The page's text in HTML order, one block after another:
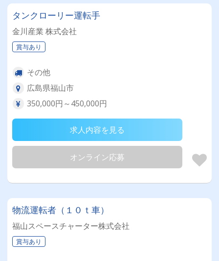
タンクローリー運転手
金川産業 株式会社
賞与あり
その他
広島県福山市
350,000円～450,000円
求人内容を見る
オンライン応募
物流運転者（１０ｔ車）
福山スペースチャーター株式会社
賞与あり